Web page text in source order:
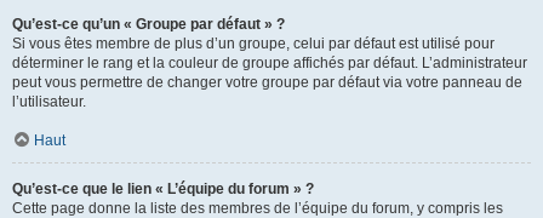
Qu’est-ce qu’un « Groupe par défaut » ?
Si vous êtes membre de plus d’un groupe, celui par défaut est utilisé pour
déterminer le rang et la couleur de groupe affichés par défaut. L’administrateur
peut vous permettre de changer votre groupe par défaut via votre panneau de
l’utilisateur.
Haut
Qu’est-ce que le lien « L’équipe du forum » ?
Cette page donne la liste des membres de l’équipe du forum, y compris les